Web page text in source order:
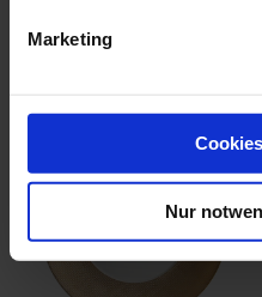
Marketing
Nur
we think